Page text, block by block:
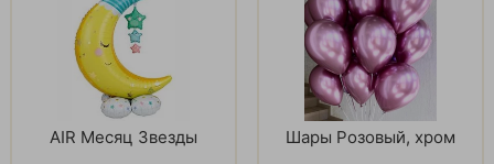
AIR Месяц Звезды Шары Розовый, хром